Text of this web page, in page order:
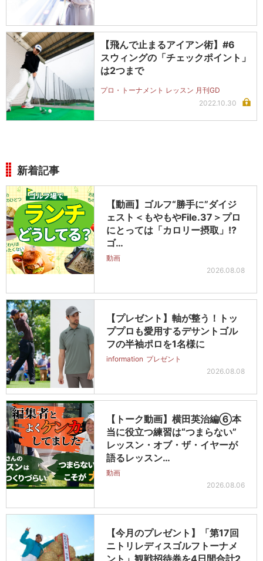
【飛んで止まるアイアン術】#6
スウィングの「チェックポイント」
は2つまで
プロ・トーナメント レッスン 月刊GD
2022.10.30
新着記事
【動画】ゴルフ“勝手に”ダイジ
ェスト＜もやもやFile.37＞プロ
にとっては「カロリー摂取」!?
ゴ…
動画
2026.08.08
【プレゼント】軸が整う！トッ
ププロも愛用するデサントゴル
フの半袖ポロを1名様に
information プレゼント
2026.08.08
【トーク動画】横田英治編⑥本
当に役立つ練習は“つまらない”
レッスン・オブ・ザ・イヤーが
語るレッスン…
動画
2026.08.06
【今月のプレゼント】「第17回
ニトリレディスゴルフトーナメ
ント」観戦招待券を4日間合計2